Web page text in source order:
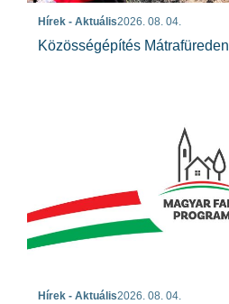
Hírek - Aktuális2026. 08. 04.
Közösségépítés Mátrafüreden
Hírek - Aktuális2026. 08. 04.